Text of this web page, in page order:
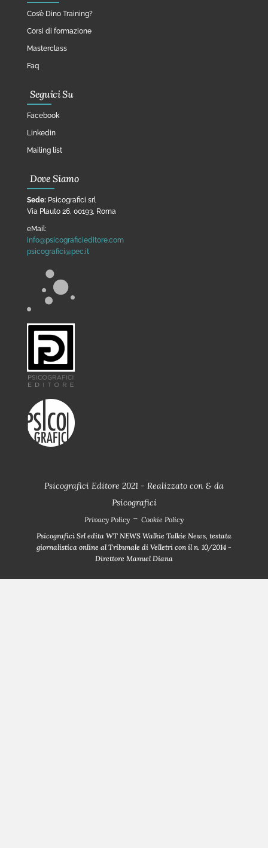
Cos’è Dino Training?
Corsi di formazione
Masterclass
Faq
Seguici Su
Facebook
Linkedin
Mailing list
Dove Siamo
Sede: Psicografici srl
Via Plauto 26, 00193, Roma
eMail:
info@psicograficieditore.com
psicografici@pec.it
Psicografici Editore 2021 - Realizzato con & da
Psicografici
Privacy Policy - Cookie Policy
Psicografici Srl edita WT NEWS Walkie Talkie News, testata
giornalistica online al Tribunale di Velletri con il n. 10/2014 -
Direttore Manuel Diana